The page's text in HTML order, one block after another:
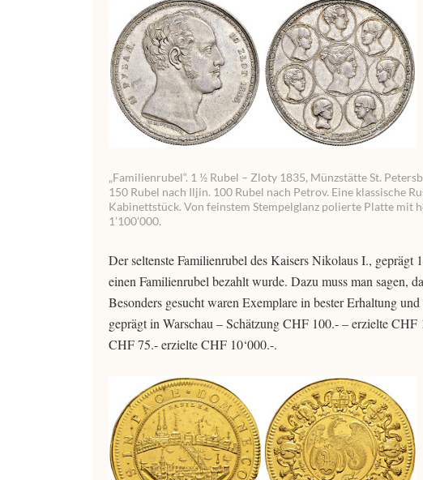
„Familienrubel“. 1 ½ Rubel – Zloty 1835, Münzstätte St.
150 Rubel nach Iljin. 100 Rubel nach Petrov. Eine klassische
Kabinettstück. Von feinstem Stempelglanz polierte Platte mit
1’100’000.
Der seltenste Familienrubel des Kaisers Nikolaus I., geprägt
einen Familienrubel bezahlt wurde. Dazu muss man sagen,
Besonders gesucht waren Exemplare in bester Erhaltung
geprägt in Warschau – Schätzung CHF 100.- – erzielte
CHF 75.- erzielte CHF 10‘000.-.